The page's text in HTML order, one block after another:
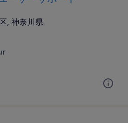
, 神奈川県